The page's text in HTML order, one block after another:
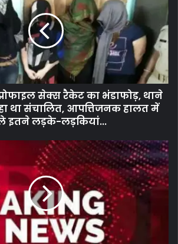
सेक्स रैकेट का भंडाफोड़, थाने
था संचालित, आपत्तिजनक हालत में
इतने लड़के-लड़कियां...